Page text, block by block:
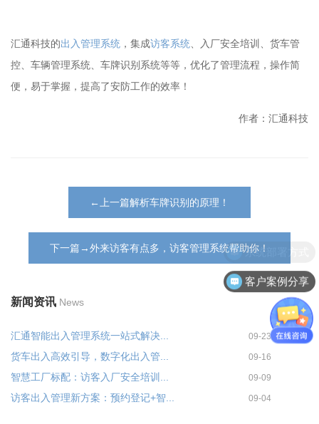
汇通科技的出入管理系统 ，集成访客系统 、入厂安全培训、货车管
控、车辆管理系统、车牌识别系统等等，优化了管理流程，操作简
便，易于掌握，提高了安防工作的效率！
作者：汇通科技
←上一篇解析车牌识别的原理！
下一篇→外来访客有点多，访客管理系统帮助你！
新闻资讯 News
汇通智能出入管理系统一站式解决... 09-23
货车出入高效引导，数字化出入管... 09-16
智慧工厂标配：访客入厂安全培训... 09-09
访客出入管理新方案：预约登记+智... 09-04
系统部署方式
客户案例分享